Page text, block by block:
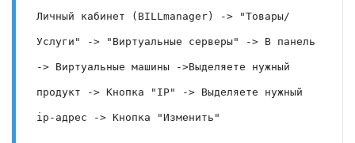
Личный кабинет (BILLmanager) -> "Товары/
Услуги" -> "Виртуальные серверы" -> В панель
-> Виртуальные машины ->Выделяете нужный
продукт -> Кнопка "IP" -> Выделяете нужный
ip-адрес -> Кнопка "Изменить"